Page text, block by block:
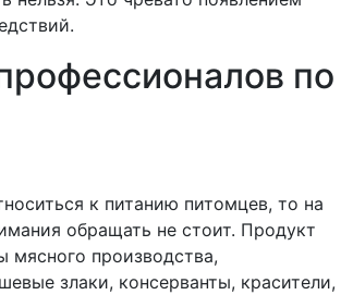
по
к питанию питомцев, то на
обращать не стоит. Продукт
мясного производства,
злаки, консерванты, красители,